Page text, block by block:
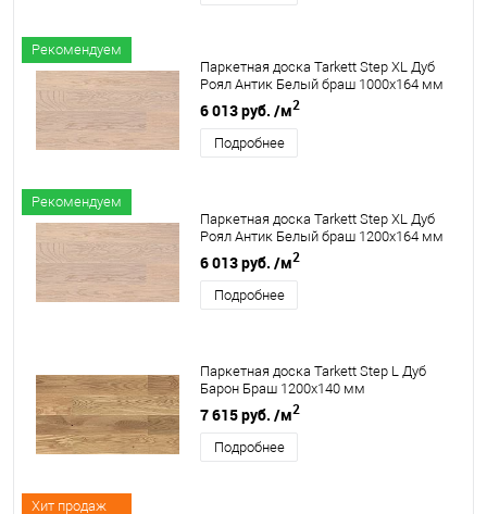
Рекомендуем
Паркетная доска Tarkett Step XL Дуб
Роял Антик Белый браш 1000х164 мм
6 013 руб. /м2
Подробнее
Рекомендуем
Паркетная доска Tarkett Step XL Дуб
Роял Антик Белый браш 1200х164 мм
6 013 руб. /м2
Подробнее
Паркетная доска Tarkett Step L Дуб
Барон Браш 1200х140 мм
7 615 руб. /м2
Подробнее
Хит продаж